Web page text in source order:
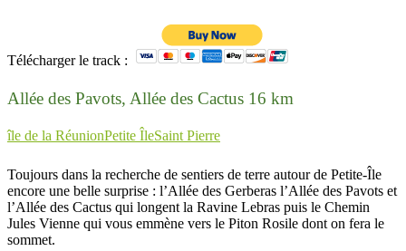
Télécharger le track :
Allée des Pavots, Allée des Cactus 16 km
île de la RéunionPetite ÎleSaint Pierre
Toujours dans la recherche de sentiers de terre autour de Petite-Île
encore une belle surprise : l’Allée des Gerberas l’Allée des Pavots et
l’Allée des Cactus qui longent la Ravine Lebras puis le Chemin
Jules Vienne qui vous emmène vers le Piton Rosile dont on fera le
sommet.